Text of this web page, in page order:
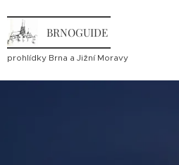
BRNOGUIDE
prohlídky Brna a Jižní Moravy